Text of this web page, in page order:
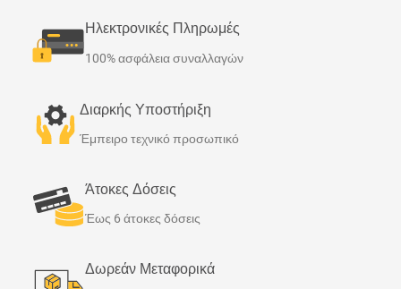
χρήση σε επαγγελματικές
εφαρμογές, αλλά και εύκολοι
μόνο ώρες ακόμα και από ένα
άτομο. Το σύστημα θερμικού
θερμικό καλώδιο διπλού
πυρήνα, μικρού πάχους, ώστε
να μην προκαλεί ανύψωση
ένα μόνο καλώδιο
σχεδίαση. Απλώς ρυθμίστε το
που επιθυμείτε να ξεκινά η
εναλλακτικά ενεργοποιείστε
τον, όποτε το χρειάζεστε.
Ηλεκτρονικές Πληρωμές
100% ασφάλεια συναλλαγών
Διαρκής Υποστήριξη
Έμπειρο τεχνικό προσωπικό
Άτοκες Δόσεις
Έως 6 άτοκες δόσεις
Δωρεάν Μεταφορικά